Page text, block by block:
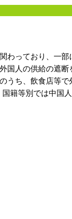
っており、一
国人の供給の遮断
ち、飲食店等
籍等別では中国人